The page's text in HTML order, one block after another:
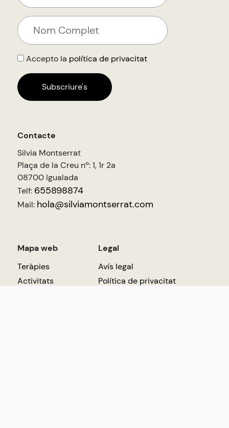
Accepto la política de privacitat
Contacte
Silvia Montserrat
Plaça de la Creu nº: 1, 1r 2a
08700 Igualada
Telf: 655898874
Mail: hola@silviamontserrat.com
Mapa web
Teràpies
Activitats
Legal
Avís legal
Política de privacitat